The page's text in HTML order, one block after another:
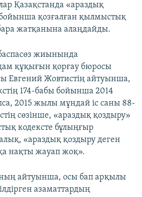
Қазақстанда «араздық
қозғалған қылмыстық
бара жатқанына алаңдайды.
жиынында
құқығын қорғау бюросы
Евгений Жовтистің айтуынша,
174-бабы бойынша 2014
2015 жылы мұндай іс саны 88-
сөзінше, «араздық қоздыру»
кодексте бұлыңғыр
«араздық қоздыру деген
нақты жауап жоқ».
айтуынша, осы бап арқылы
азаматтардың